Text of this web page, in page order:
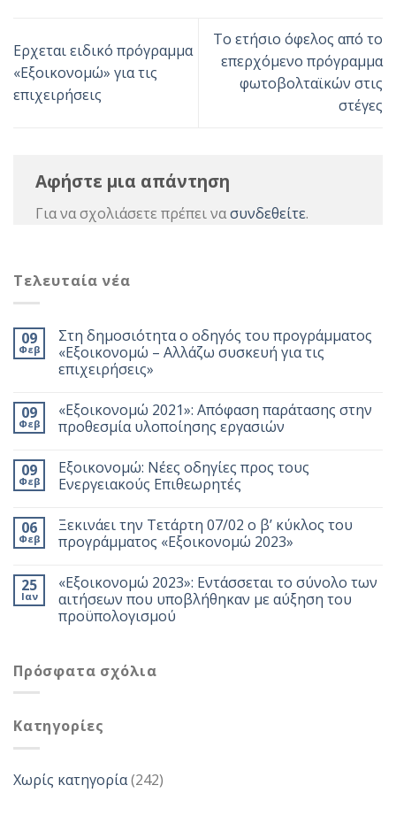
Ερχεται ειδικό πρόγραμμα
«Εξοικονομώ» για τις
επιχειρήσεις
Το ετήσιο όφελος από το
επερχόμενο πρόγραμμα
φωτοβολταϊκών στις
στέγες
Αφήστε μια απάντηση
Για να σχολιάσετε πρέπει νασυνδεθείτε.
Τελευταία νέα
09
Φεβ
Στη δημοσιότητα ο οδηγός του προγράμματος
«Εξοικονομώ – Αλλάζω συσκευή για τις
επιχειρήσεις»
09
Φεβ
«Εξοικονομώ 2021»: Απόφαση παράτασης στην
προθεσμία υλοποίησης εργασιών
09
Φεβ
Εξοικονομώ: Νέες οδηγίες προς τους
Ενεργειακούς Επιθεωρητές
06
Φεβ
Ξεκινάει την Τετάρτη 07/02 ο β’ κύκλος του
προγράμματος «Εξοικονομώ 2023»
25
Ιαν
«Εξοικονομώ 2023»: Εντάσσεται το σύνολο των
αιτήσεων που υποβλήθηκαν με αύξηση του
προϋπολογισμού
Πρόσφατα σχόλια
Kατηγορίες
Χωρίς κατηγορία(242)